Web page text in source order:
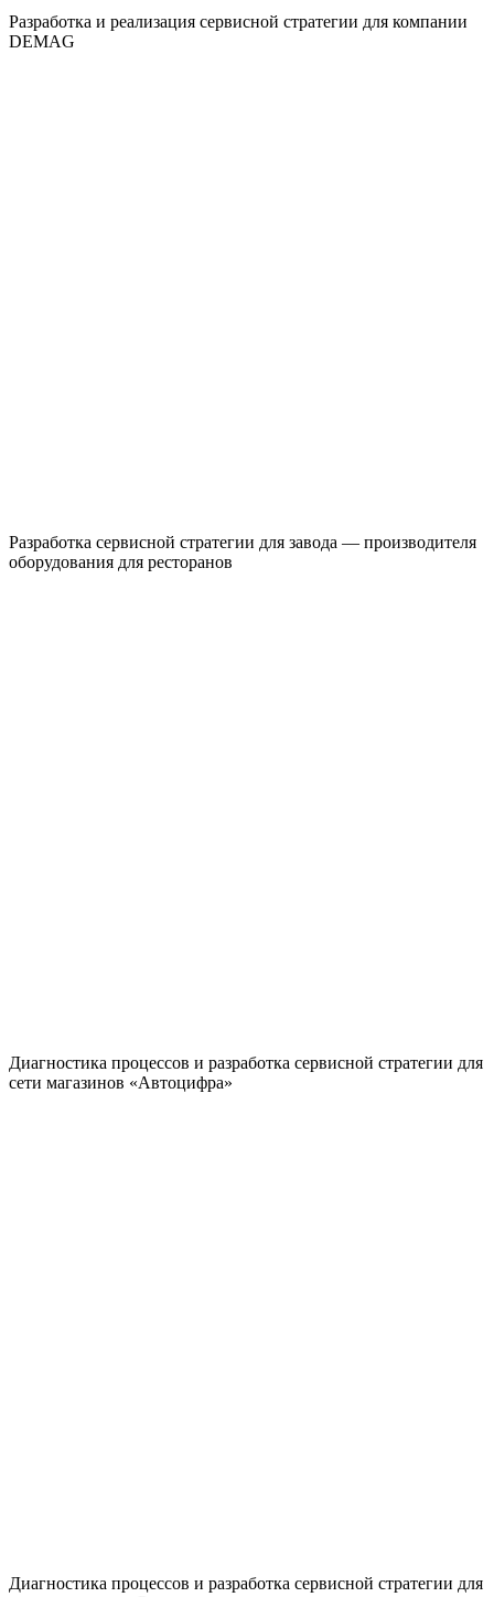
Разработка и реализация сервисной стратегии для компании
DEMAG
Разработка сервисной стратегии для завода — производителя
оборудования для ресторанов
Диагностика процессов и разработка сервисной стратегии для
сети магазинов «Автоцифра»
Диагностика процессов и разработка сервисной стратегии для